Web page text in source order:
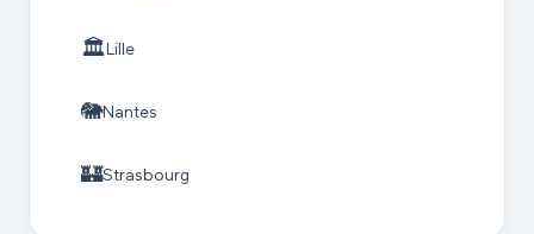
🏛️ Lille
🐘Nantes
🏰Strasbourg